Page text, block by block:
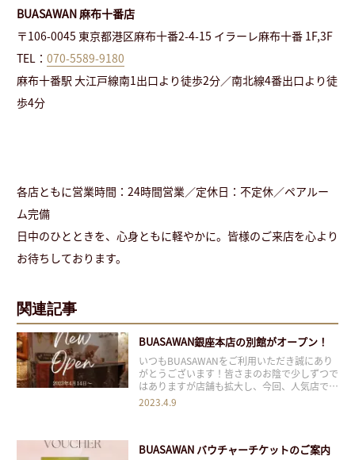
BUASAWAN 麻布十番店
〒106-0045 東京都港区麻布十番2-4-15 イラーレ麻布十番 1F,3F
TEL： 070-5589-9180
麻布十番駅 大江戸線南1出口より徒歩2分／南北線4番出口より徒
歩4分
各店ともに営業時間：24時間営業／定休日：不定休／ペアルー
ム完備
日中のひとときを、心身ともに軽やかに。皆様のご来店を心より
お待ちしております。
関連記事
BUASAWAN銀座本店の別館がオープン！
いつもBUASAWANをご利用いただき誠にあり
がとうございます！皆さまのお陰で少しずつで
はありますが店舗も拡大し、今回、人気店であ
る銀座本店の別館を4/14(金)にオープンするこ
2023.4.9
BUASAWAN バウチャーチケットのご案内